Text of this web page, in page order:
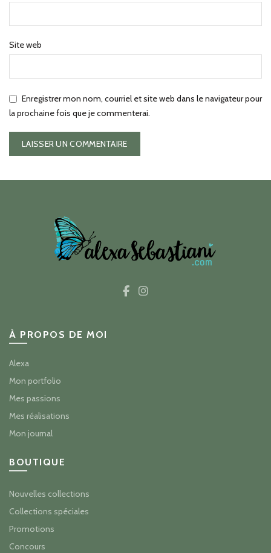
Site web
Enregistrer mon nom, courriel et site web dans le navigateur pour
la prochaine fois que je commenterai.
À PROPOS DE MOI
Alexa
Mon portfolio
Mes passions
Mes réalisations
Mon journal
BOUTIQUE
Nouvelles collections
Collections spéciales
Promotions
Concours